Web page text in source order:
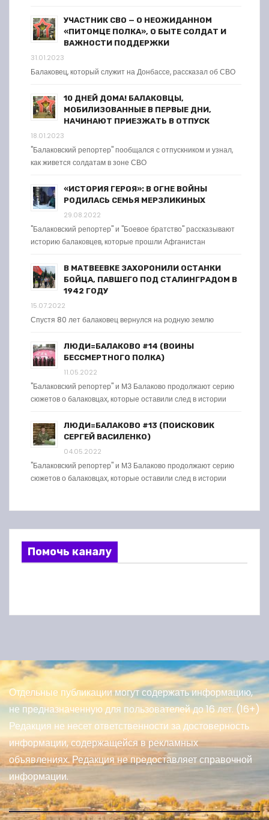
УЧАСТНИК СВО — О НЕОЖИДАННОМ
«ПИТОМЦЕ ПОЛКА», О БЫТЕ СОЛДАТ И
ВАЖНОСТИ ПОДДЕРЖКИ
31.01.2023
Балаковец, который служит на Донбассе, рассказал об СВО
10 ДНЕЙ ДОМА! БАЛАКОВЦЫ,
МОБИЛИЗОВАННЫЕ В ПЕРВЫЕ ДНИ,
НАЧИНАЮТ ПРИЕЗЖАТЬ В ОТПУСК
18.01.2023
"Балаковский репортер" пообщался с отпускником и узнал,
как живется солдатам в зоне СВО
«ИСТОРИЯ ГЕРОЯ»: В ОГНЕ ВОЙНЫ
РОДИЛАСЬ СЕМЬЯ МЕРЗЛИКИНЫХ
29.08.2022
"Балаковский репортер" и "Боевое братство" рассказывают
историю балаковцев, которые прошли Афганистан
В МАТВЕЕВКЕ ЗАХОРОНИЛИ ОСТАНКИ
БОЙЦА, ПАВШЕГО ПОД СТАЛИНГРАДОМ В
1942 ГОДУ
15.07.2022
Спустя 80 лет балаковец вернулся на родную землю
ЛЮДИ=БАЛАКОВО #14 (ВОИНЫ
БЕССМЕРТНОГО ПОЛКА)
11.05.2022
"Балаковский репортер" и МЗ Балаково продолжают серию
сюжетов о балаковцах, которые оставили след в истории
ЛЮДИ=БАЛАКОВО #13 (ПОИСКОВИК
СЕРГЕЙ ВАСИЛЕНКО)
04.05.2022
"Балаковский репортер" и МЗ Балаково продолжают серию
сюжетов о балаковцах, которые оставили след в истории
Помочь каналу
Отдельные публикации могут содержать информацию,
не предназначенную для пользователей до 16 лет. (16+)
Редакция не несет ответственности за достоверность
информации, содержащейся в рекламных
объявлениях. Редакция не предоставляет справочной
информации.